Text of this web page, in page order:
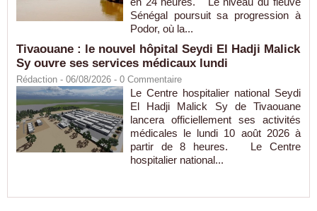
Sénégal poursuit sa progression à
Podor, où la...
Tivaouane : le nouvel hôpital Seydi El Hadji Malick
Sy ouvre ses services médicaux lundi
Rédaction - 06/08/2026 - 0 Commentaire
Le Centre hospitalier national Seydi
El Hadji Malick Sy de Tivaouane
lancera officiellement ses activités
médicales le lundi 10 août 2026 à
partir de 8 heures. Le Centre
hospitalier national...